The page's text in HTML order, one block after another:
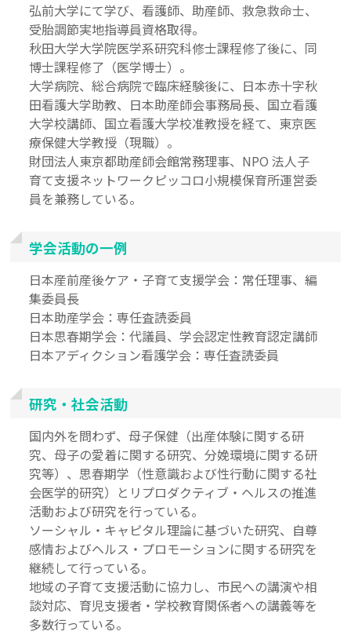
弘前大学にて学び、看護師、助産師、救急救命士、
受胎調節実地指導員資格取得。
秋田大学大学院医学系研究科修士課程修了後に、同
博士課程修了（医学博士）。
大学病院、総合病院で臨床経験後に、日本赤十字秋
田看護大学助教、日本助産師会事務局長、国立看護
大学校講師、国立看護大学校准教授を経て、東京医
療保健大学教授（現職）。
財団法人東京都助産師会館常務理事、NPO 法人子
育て支援ネットワークピッコロ小規模保育所運営委
員を兼務している。
学会活動の一例
日本産前産後ケア・子育て支援学会：常任理事、編
集委員長
日本助産学会：専任査読委員
日本思春期学会：代議員、学会認定性教育認定講師
日本アディクション看護学会：専任査読委員
研究・社会活動
国内外を問わず、母子保健（出産体験に関する研
究、母子の愛着に関する研究、分娩環境に関する研
究等）、思春期学（性意識および性行動に関する社
会医学的研究）とリプロダクティブ・ヘルスの推進
活動および研究を行っている。
ソーシャル・キャピタル理論に基づいた研究、自尊
感情およびヘルス・プロモーションに関する研究を
継続して行っている。
地域の子育て支援活動に協力し、市民への講演や相
談対応、育児支援者・学校教育関係者への講義等を
多数行っている。